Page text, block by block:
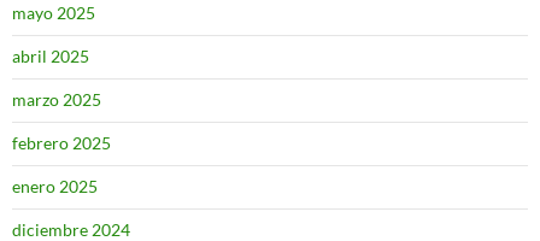
mayo 2025
abril 2025
marzo 2025
febrero 2025
enero 2025
diciembre 2024